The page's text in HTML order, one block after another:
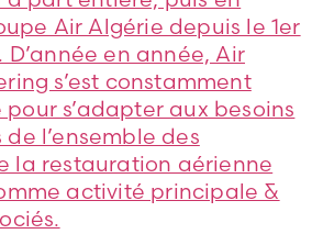
Air Algérie depuis le 1er
D’année en année, Air
s’est constamment
s’adapter aux besoins
l’ensemble des
la restauration aérienne
activité principale &